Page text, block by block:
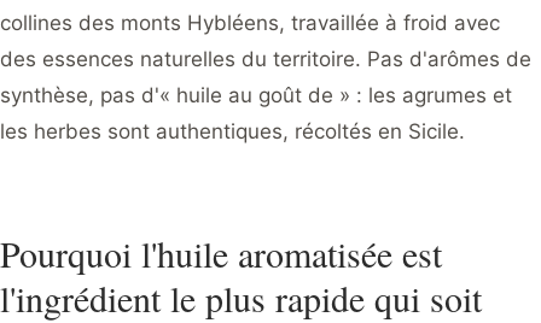
collines des monts Hybléens, travaillée à froid avec
des essences naturelles du territoire. Pas d'arômes de
synthèse, pas d'« huile au goût de » : les agrumes et
les herbes sont authentiques, récoltés en Sicile.
Pourquoi l'huile aromatisée est
l'ingrédient le plus rapide qui soit